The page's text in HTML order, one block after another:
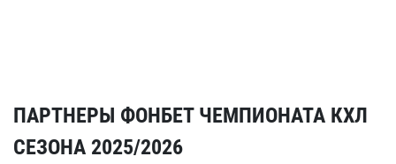
ПАРТНЕРЫ ФОНБЕТ ЧЕМПИОНАТА КХЛ
СЕЗОНА 2025/2026